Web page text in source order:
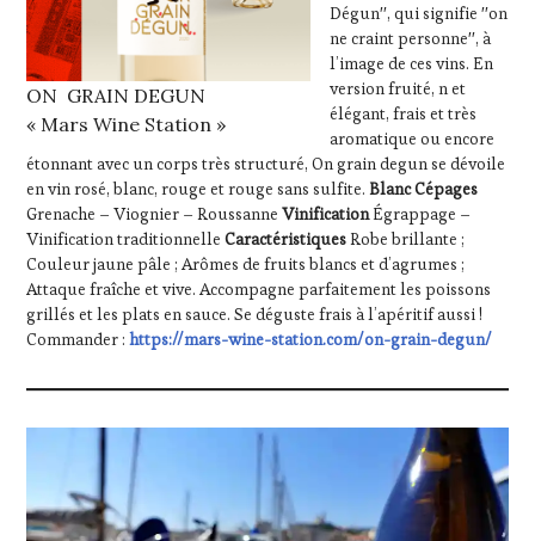
ON GRAIN DEGUN
« Mars Wine Station »
Dégun′′, qui signifie ′′on
ne craint personne′′, à
l’image de ces vins. En
version fruité, n et
élégant, frais et très
aromatique ou encore
étonnant avec un corps très structuré, On grain degun se dévoile
en vin rosé, blanc, rouge et rouge sans sulfite.BlancCépages
Grenache – Viognier – RoussanneVinificationÉgrappage –
Vinification traditionnelleCaractéristiquesRobe brillante ;
Couleur jaune pâle ; Arômes de fruits blancs et d’agrumes ;
Attaque fraîche et vive. Accompagne parfaitement les poissons
grillés et les plats en sauce. Se déguste frais à l’apéritif aussi !
Commander :https://mars-wine-station.com/on-grain-degun/